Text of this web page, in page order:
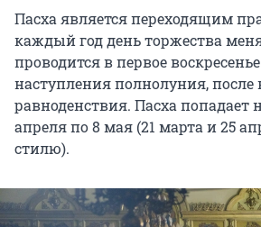
Пасха является переходящим
каждый год день торжества
проводится в первое
наступления полнолуния, после
равноденствия. Пасха попадает
апреля по 8 мая (21 марта и 25
стилю).